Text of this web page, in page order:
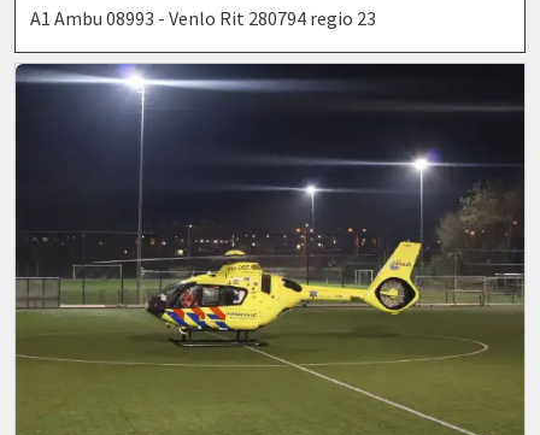
A1 Ambu 08993 - Venlo Rit 280794 regio 23